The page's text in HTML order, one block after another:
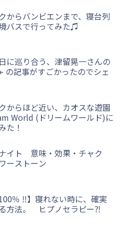
からバンビエンまで、寝台列
バスで行ってみた♫
に巡り合う、津留晃一さんの
記事がすごかったのでシェ
からほど近い、カオスな遊園
World (ドリームワールド)に
た！
イト 意味・効果・チャク
ーストーン
100％ ‼】寝れない時に、確実
方法。 ヒプノセラピー⁈